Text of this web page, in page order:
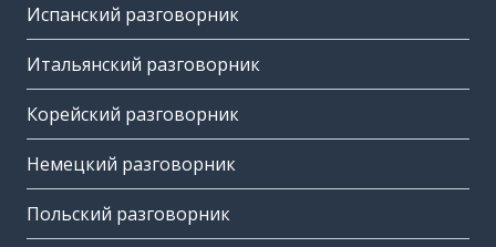
Испанский разговорник
Итальянский разговорник
Корейский разговорник
Немецкий разговорник
Польский разговорник